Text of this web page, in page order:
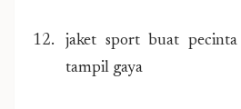
jaket sport buat
tampil gaya